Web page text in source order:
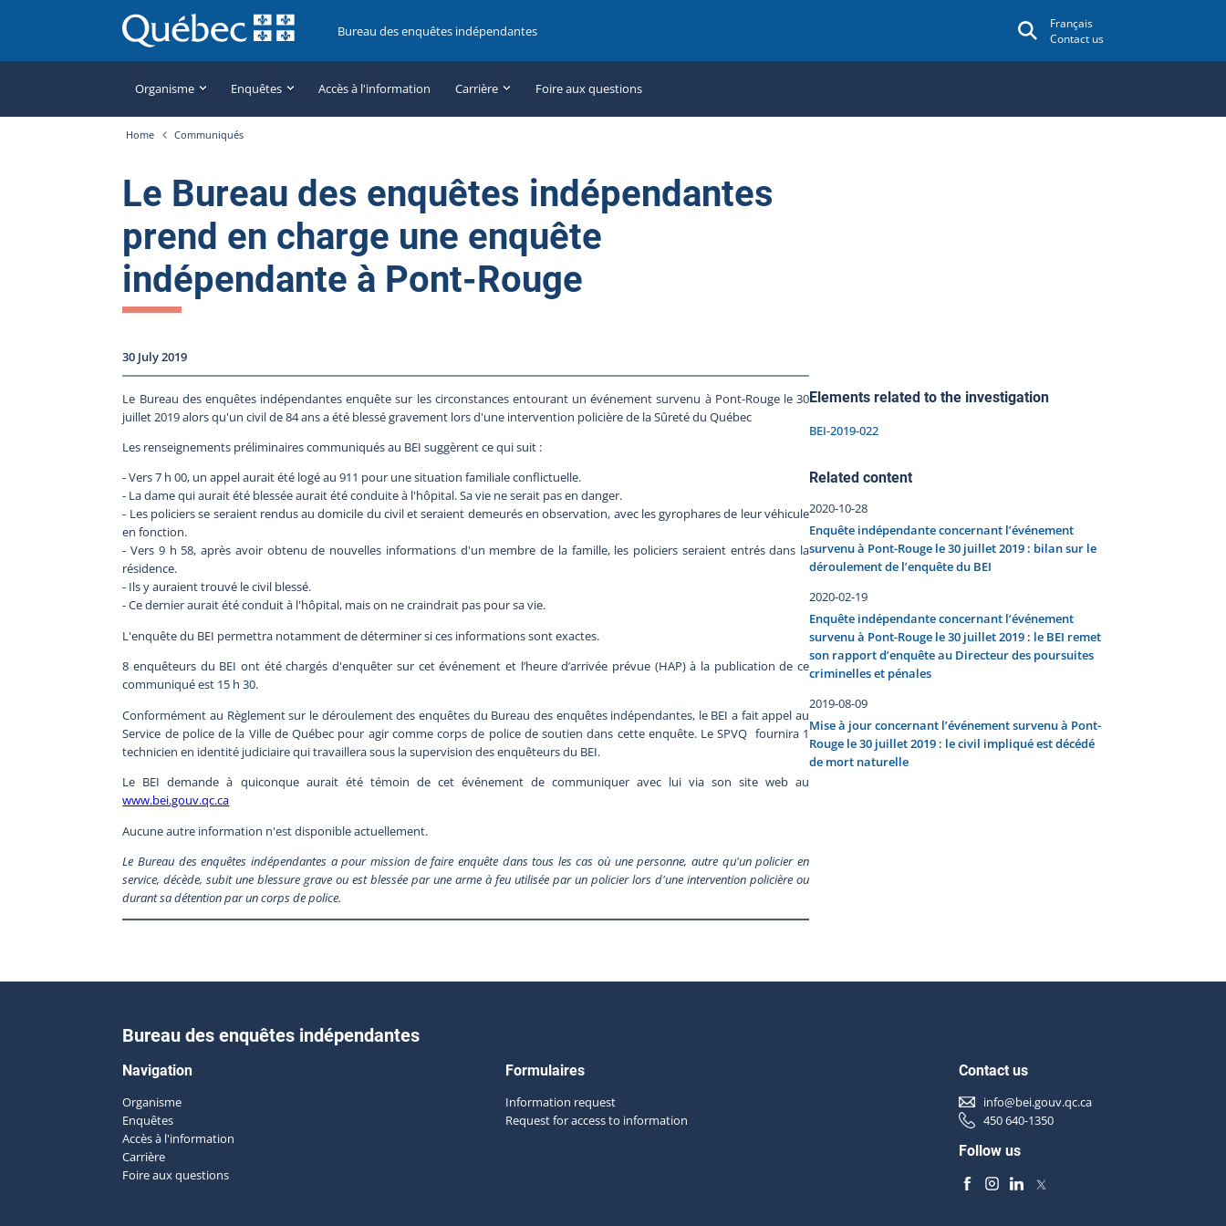
Bureau des enquêtes indépendantes
Français
Contact us
Organisme Enquêtes Accès à l'information Carrière Foire aux questions
Home Communiqués
Le Bureau des enquêtes indépendantes
prend en charge une enquête
indépendante à Pont-Rouge
30 July 2019
Le Bureau des enquêtes indépendantes enquête sur les circonstances entourant un événement survenu à Pont-Rouge le 30
juillet 2019 alors qu'un civil de 84 ans a été blessé gravement lors d'une intervention policière de la Sûreté du Québec
Les renseignements préliminaires communiqués au BEI suggèrent ce qui suit :
- Vers 7 h 00, un appel aurait été logé au 911 pour une situation familiale conflictuelle.
- La dame qui aurait été blessée aurait été conduite à l'hôpital. Sa vie ne serait pas en danger.
- Les policiers se seraient rendus au domicile du civil et seraient demeurés en observation, avec les gyrophares de leur véhicule
en fonction.
- Vers 9 h 58, après avoir obtenu de nouvelles informations d'un membre de la famille, les policiers seraient entrés dans la
résidence.
- Ils y auraient trouvé le civil blessé.
- Ce dernier aurait été conduit à l'hôpital, mais on ne craindrait pas pour sa vie.
L'enquête du BEI permettra notamment de déterminer si ces informations sont exactes.
8 enquêteurs du BEI ont été chargés d'enquêter sur cet événement et l’heure d’arrivée prévue (HAP) à la publication de ce
communiqué est 15 h 30.
Conformément au Règlement sur le déroulement des enquêtes du Bureau des enquêtes indépendantes, le BEI a fait appel au
Service de police de la Ville de Québec pour agir comme corps de police de soutien dans cette enquête. Le SPVQ fournira 1
technicien en identité judiciaire qui travaillera sous la supervision des enquêteurs du BEI.
Le BEI demande à quiconque aurait été témoin de cet événement de communiquer avec lui via son site web au
www.bei.gouv.qc.ca
Aucune autre information n'est disponible actuellement.
Le Bureau des enquêtes indépendantes a pour mission de faire enquête dans tous les cas où une personne, autre qu'un policier en
service, décède, subit une blessure grave ou est blessée par une arme à feu utilisée par un policier lors d'une intervention policière ou
durant sa détention par un corps de police.
Elements related to the investigation
BEI-2019-022
Related content
2020-10-28
Enquête indépendante concernant l’événement
survenu à Pont-Rouge le 30 juillet 2019 : bilan sur le
déroulement de l’enquête du BEI
2020-02-19
Enquête indépendante concernant l’événement
survenu à Pont-Rouge le 30 juillet 2019 : le BEI remet
son rapport d’enquête au Directeur des poursuites
criminelles et pénales
2019-08-09
Mise à jour concernant l’événement survenu à Pont-
Rouge le 30 juillet 2019 : le civil impliqué est décédé
de mort naturelle
Bureau des enquêtes indépendantes
Navigation
Organisme
Enquêtes
Accès à l'information
Carrière
Foire aux questions
Formulaires
Information request
Request for access to information
Contact us
info@bei.gouv.qc.ca
450 640-1350
Follow us